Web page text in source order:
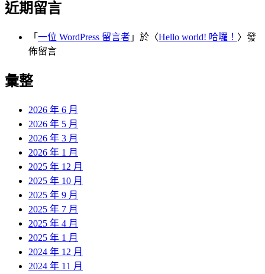
近期留言
「 一位 WordPress 留言者 」於〈Hello world! 哈囉！ 〉發
佈留言
彙整
2026 年 6 月
2026 年 5 月
2026 年 3 月
2026 年 1 月
2025 年 12 月
2025 年 10 月
2025 年 9 月
2025 年 7 月
2025 年 4 月
2025 年 1 月
2024 年 12 月
2024 年 11 月